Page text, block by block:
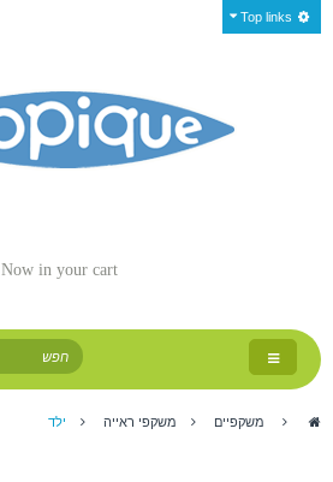
Top links
Now in your cart
Toggle
navigation
> משקפיים > משקפי ראייה > ילד